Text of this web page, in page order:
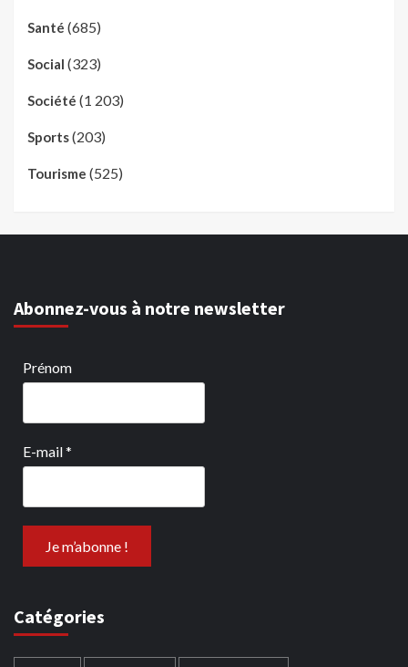
Santé (685)
Social (323)
Société (1 203)
Sports(203)
Tourisme (525)
Abonnez-vous à notre newsletter
Prénom
E-mail*
Catégories